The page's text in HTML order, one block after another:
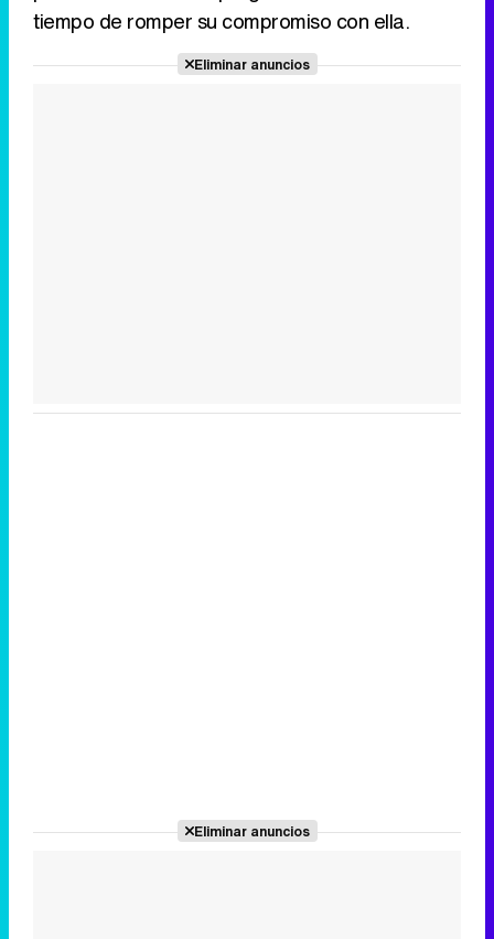
tiempo de romper su compromiso con ella.
Eliminar anuncios
Eliminar anuncios